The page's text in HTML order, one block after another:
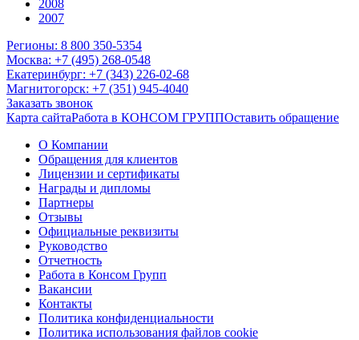
2008
2007
Регионы: 8 800 350-5354
Москва: +7 (495) 268-0548
Екатеринбург: +7 (343) 226-02-68
Магнитогорск: +7 (351) 945-4040
Заказать звонок
Карта сайтаРабота в КОНСОМ ГРУППОставить обращение
О Компании
Обращения для клиентов
Лицензии и сертификаты
Награды и дипломы
Партнеры
Отзывы
Официальные реквизиты
Руководство
Отчетность
Работа в Консом Групп
Вакансии
Контакты
Политика конфиденциальности
Политика использования файлов cookie